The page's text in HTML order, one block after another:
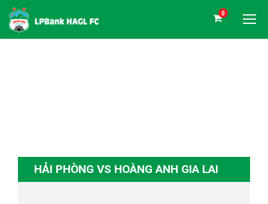
0
HẢI PHÒNG VS HOÀNG ANH GIA LAI